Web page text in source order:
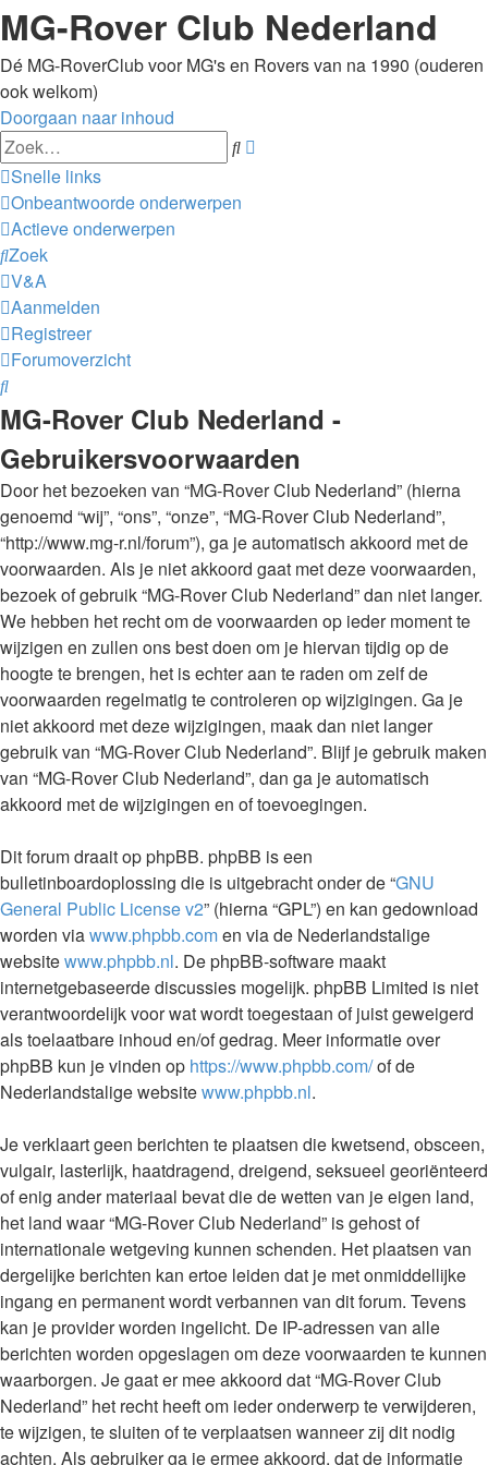
MG-Rover Club Nederland
Dé MG-RoverClub voor MG's en Rovers van na 1990 (ouderen
ook welkom)
Doorgaan naar inhoud
Zoek
Snelle links
Onbeantwoorde onderwerpen
Actieve onderwerpen
Zoek
V&A
Aanmelden
Registreer
Forumoverzicht
Zoek
MG-Rover Club Nederland -
Gebruikersvoorwaarden
Door het bezoeken van “MG-Rover Club Nederland” (hierna
genoemd “wij”, “ons”, “onze”, “MG-Rover Club Nederland”,
“http://www.mg-r.nl/forum”), ga je automatisch akkoord met de
voorwaarden. Als je niet akkoord gaat met deze voorwaarden,
bezoek of gebruik “MG-Rover Club Nederland” dan niet langer.
We hebben het recht om de voorwaarden op ieder moment te
wijzigen en zullen ons best doen om je hiervan tijdig op de
hoogte te brengen, het is echter aan te raden om zelf de
voorwaarden regelmatig te controleren op wijzigingen. Ga je
niet akkoord met deze wijzigingen, maak dan niet langer
gebruik van “MG-Rover Club Nederland”. Blijf je gebruik maken
van “MG-Rover Club Nederland”, dan ga je automatisch
akkoord met de wijzigingen en of toevoegingen.
Dit forum draait op phpBB. phpBB is een
bulletinboardoplossing die is uitgebracht onder de “GNU
General Public License v2” (hierna “GPL”) en kan gedownload
worden viawww.phpbb.comen via de Nederlandstalige
websitewww.phpbb.nl. De phpBB-software maakt
internetgebaseerde discussies mogelijk. phpBB Limited is niet
verantwoordelijk voor wat wordt toegestaan of juist geweigerd
als toelaatbare inhoud en/of gedrag. Meer informatie over
phpBB kun je vinden op https://www.phpbb.com/of de
Nederlandstalige websitewww.phpbb.nl.
Je verklaart geen berichten te plaatsen die kwetsend, obsceen,
vulgair, lasterlijk, haatdragend, dreigend, seksueel georiënteerd
of enig ander materiaal bevat die de wetten van je eigen land,
het land waar “MG-Rover Club Nederland” is gehost of
internationale wetgeving kunnen schenden. Het plaatsen van
dergelijke berichten kan ertoe leiden dat je met onmiddellijke
ingang en permanent wordt verbannen van dit forum. Tevens
kan je provider worden ingelicht. De IP-adressen van alle
berichten worden opgeslagen om deze voorwaarden te kunnen
waarborgen. Je gaat er mee akkoord dat “MG-Rover Club
Nederland” het recht heeft om ieder onderwerp te verwijderen,
te wijzigen, te sluiten of te verplaatsen wanneer zij dit nodig
achten. Als gebruiker ga je ermee akkoord, dat de informatie